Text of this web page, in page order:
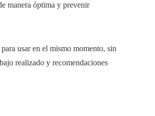
manera óptima y prevenir
usar en el mismo momento, sin
realizado y recomendaciones